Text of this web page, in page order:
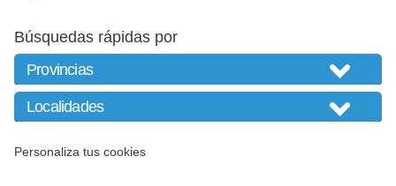
Búsquedas rápidas por
Personaliza tus cookies